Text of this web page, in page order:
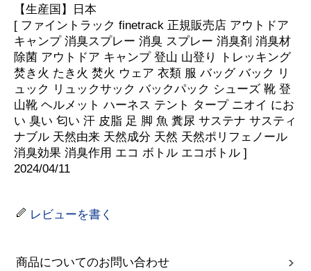
【生産国】日本
[ ファイントラック finetrack 正規販売店 アウトドア
キャンプ 消臭スプレー 消臭 スプレー 消臭剤 消臭材
除菌 アウトドア キャンプ 登山 山登り トレッキング
焚き火 たき火 焚火 ウェア 衣類 服 バッグ バック リ
ュック リュックサック バックパック シューズ 靴 登
山靴 ヘルメット ハーネス テント タープ ニオイ にお
い 臭い 匂い 汗 皮脂 足 脚 魚 糞尿 サステナ サスティ
ナブル 天然由来 天然成分 天然 天然ポリフェノール
消臭効果 消臭作用 エコ ボトル エコボトル ]
2024/04/11
レビューを書く
商品についてのお問い合わせ